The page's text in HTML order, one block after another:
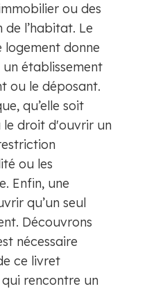
ou des
l’habitat. Le
logement donne
établissement
ou le déposant.
qu’elle soit
le droit d'ouvrir un
ou les
Enfin, une
qu’un seul
Découvrons
nécessaire
ce livret
rencontre un